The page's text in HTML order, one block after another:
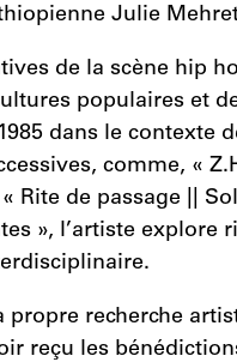
Julie
de la scène hip
populaires et
dans le contexte
comme, «
Rite de passage ||
», l’artiste explore
propre recherche
reçu les